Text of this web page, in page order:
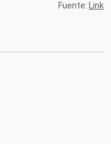
Fuente: Link